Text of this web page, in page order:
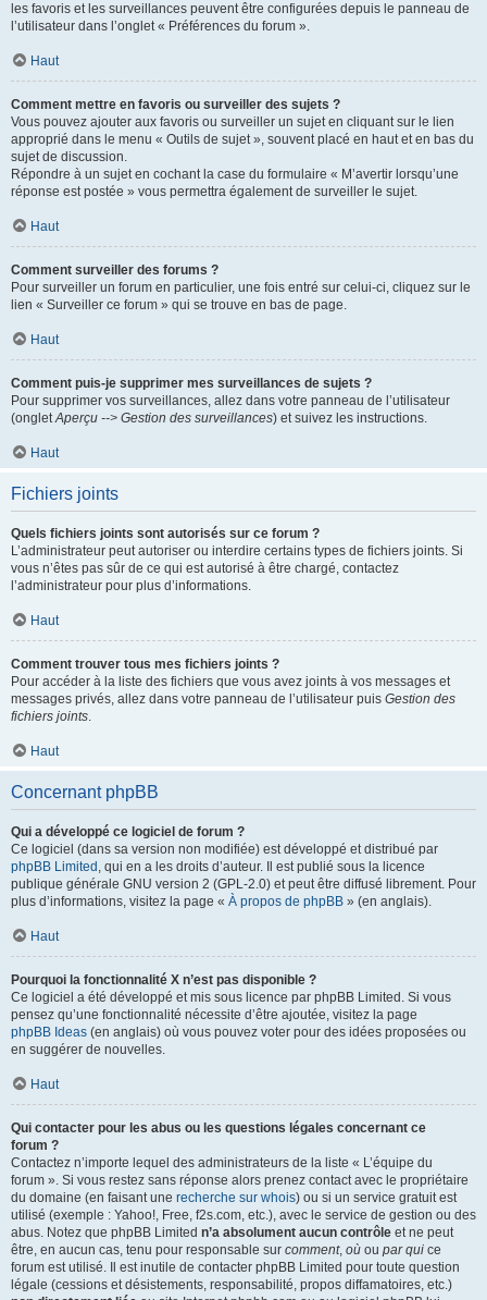
les favoris et les surveillances peuvent être configurées depuis le panneau de
l’utilisateur dans l’onglet « Préférences du forum ».
Haut
Comment mettre en favoris ou surveiller des sujets ?
Vous pouvez ajouter aux favoris ou surveiller un sujet en cliquant sur le lien
approprié dans le menu « Outils de sujet », souvent placé en haut et en bas du
sujet de discussion.
Répondre à un sujet en cochant la case du formulaire « M’avertir lorsqu’une
réponse est postée » vous permettra également de surveiller le sujet.
Haut
Comment surveiller des forums ?
Pour surveiller un forum en particulier, une fois entré sur celui-ci, cliquez sur le
lien « Surveiller ce forum » qui se trouve en bas de page.
Haut
Comment puis-je supprimer mes surveillances de sujets ?
Pour supprimer vos surveillances, allez dans votre panneau de l’utilisateur
(ongletAperçu --> Gestion des surveillances) et suivez les instructions.
Haut
Fichiers joints
Quels fichiers joints sont autorisés sur ce forum ?
L’administrateur peut autoriser ou interdire certains types de fichiers joints. Si
vous n’êtes pas sûr de ce qui est autorisé à être chargé, contactez
l’administrateur pour plus d’informations.
Haut
Comment trouver tous mes fichiers joints ?
Pour accéder à la liste des fichiers que vous avez joints à vos messages et
messages privés, allez dans votre panneau de l’utilisateur puis Gestion des
fichiers joints.
Haut
Concernant phpBB
Qui a développé ce logiciel de forum ?
Ce logiciel (dans sa version non modifiée) est développé et distribué par
phpBB Limited , qui en a les droits d’auteur. Il est publié sous la licence
publique générale GNU version 2 (GPL-2.0) et peut être diffusé librement. Pour
plus d’informations, visitez la page « À propos de phpBB » (en anglais).
Haut
Pourquoi la fonctionnalité X n’est pas disponible ?
Ce logiciel a été développé et mis sous licence par phpBB Limited. Si vous
pensez qu’une fonctionnalité nécessite d’être ajoutée, visitez la page
phpBB Ideas (en anglais) où vous pouvez voter pour des idées proposées ou
en suggérer de nouvelles.
Haut
Qui contacter pour les abus ou les questions légales concernant ce
forum ?
Contactez n’importe lequel des administrateurs de la liste « L’équipe du
forum ». Si vous restez sans réponse alors prenez contact avec le propriétaire
du domaine (en faisant une recherche sur whois) ou si un service gratuit est
utilisé (exemple : Yahoo!, Free, f2s.com, etc.), avec le service de gestion ou des
abus. Notez que phpBB Limited n’a absolument aucun contrôle et ne peut
être, en aucun cas, tenu pour responsable sur comment, où ou par qui ce
forum est utilisé. Il est inutile de contacter phpBB Limited pour toute question
légale (cessions et désistements, responsabilité, propos diffamatoires, etc.)